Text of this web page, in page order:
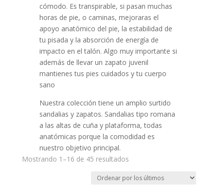
cómodo. Es transpirable, si pasan muchas
horas de pie, o caminas, mejoraras el
apoyo anatómico del pie, la estabilidad de
tu pisada y la absorción de energía de
impacto en el talón. Algo muy importante si
además de llevar un zapato juvenil
mantienes tus pies cuidados y tu cuerpo
sano
Nuestra colección tiene un amplio surtido
sandalias y zapatos. Sandalias tipo romana
a las altas de cuña y plataforma, todas
anatómicas porque la comodidad es
nuestro objetivo principal.
Mostrando 1–16 de 45 resultadosOrdenado
los